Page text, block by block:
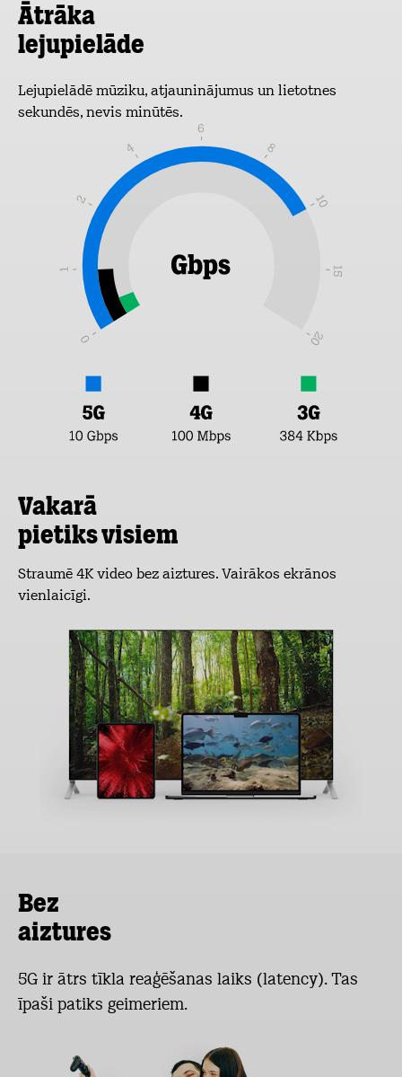
Ātrāka
lejupielāde
Lejupielādē mūziku, atjauninājumus un lietotnes
sekundēs, nevis minūtēs.
Vakarā
pietiks visiem
Straumē 4K video bez aiztures. Vairākos ekrānos
vienlaicīgi.
Bez
aiztures
5G ir ātrs tīkla reaģēšanas laiks (latency). Tas
īpaši patiks geimeriem.